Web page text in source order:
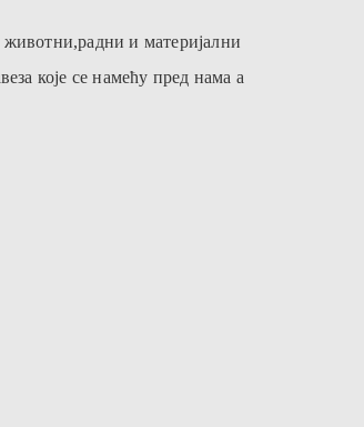
и материјални
које се намећу пред нама а